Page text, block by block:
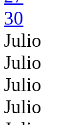
30
Julio
Julio
Julio
Julio